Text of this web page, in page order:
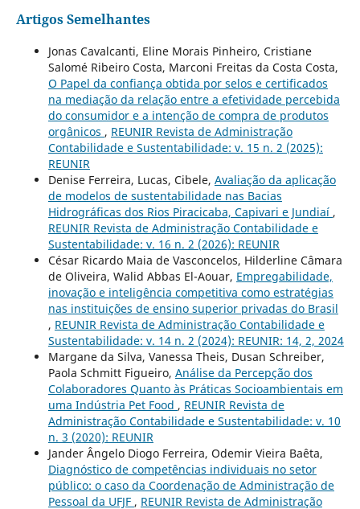
Artigos Semelhantes
Jonas Cavalcanti, Eline Morais Pinheiro, Cristiane
Salomé Ribeiro Costa, Marconi Freitas da Costa Costa,
O Papel da confiança obtida por selos e certificados
na mediação da relação entre a efetividade percebida
do consumidor e a intenção de compra de produtos
orgânicos , REUNIR Revista de Administração
Contabilidade e Sustentabilidade: v. 15 n. 2 (2025):
REUNIR
Denise Ferreira, Lucas, Cibele, Avaliação da aplicação
de modelos de sustentabilidade nas Bacias
Hidrográficas dos Rios Piracicaba, Capivari e Jundiaí ,
REUNIR Revista de Administração Contabilidade e
Sustentabilidade: v. 16 n. 2 (2026): REUNIR
César Ricardo Maia de Vasconcelos, Hilderline Câmara
de Oliveira, Walid Abbas El-Aouar, Empregabilidade,
inovação e inteligência competitiva como estratégias
nas instituições de ensino superior privadas do Brasil
, REUNIR Revista de Administração Contabilidade e
Sustentabilidade: v. 14 n. 2 (2024): REUNIR: 14, 2, 2024
Margane da Silva, Vanessa Theis, Dusan Schreiber,
Paola Schmitt Figueiro, Análise da Percepção dos
Colaboradores Quanto às Práticas Socioambientais em
uma Indústria Pet Food , REUNIR Revista de
Administração Contabilidade e Sustentabilidade: v. 10
n. 3 (2020): REUNIR
Jander Ângelo Diogo Ferreira, Odemir Vieira Baêta,
Diagnóstico de competências individuais no setor
público: o caso da Coordenação de Administração de
Pessoal da UFJF , REUNIR Revista de Administração